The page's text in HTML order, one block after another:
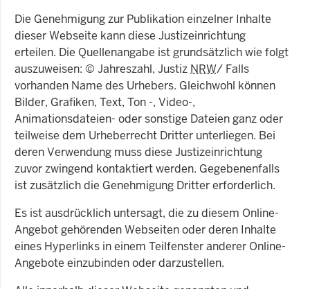
Die Genehmigung zur Publikation einzelner Inhalte
dieser Webseite kann diese Justizeinrichtung
erteilen. Die Quellenangabe ist grundsätzlich wie folgt
auszuweisen: © Jahreszahl, Justiz NRW/ Falls
vorhanden Name des Urhebers. Gleichwohl können
Bilder, Grafiken, Text, Ton -, Video-,
Animationsdateien- oder sonstige Dateien ganz oder
teilweise dem Urheberrecht Dritter unterliegen. Bei
deren Verwendung muss diese Justizeinrichtung
zuvor zwingend kontaktiert werden. Gegebenenfalls
ist zusätzlich die Genehmigung Dritter erforderlich.
Es ist ausdrücklich untersagt, die zu diesem Online-
Angebot gehörenden Webseiten oder deren Inhalte
eines Hyperlinks in einem Teilfenster anderer Online-
Angebote einzubinden oder darzustellen.